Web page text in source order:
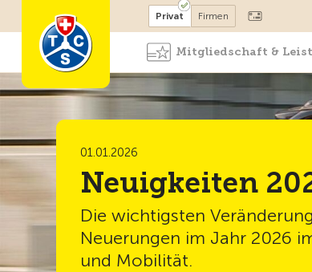
Mitglied werden
Privat Firmen
Mitgliedschaft &
01.01.2026
Neuigkeiten
Die wichtigsten
Neuerungen im Jahr 2026
und Mobilität.